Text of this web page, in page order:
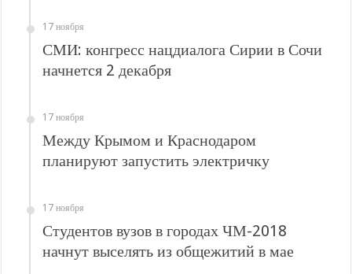
17 ноября
СМИ: конгресс нацдиалога Сирии в Сочи
начнется 2 декабря
17 ноября
Между Крымом и Краснодаром
планируют запустить электричку
17 ноября
Студентов вузов в городах ЧМ-2018
начнут выселять из общежитий в мае